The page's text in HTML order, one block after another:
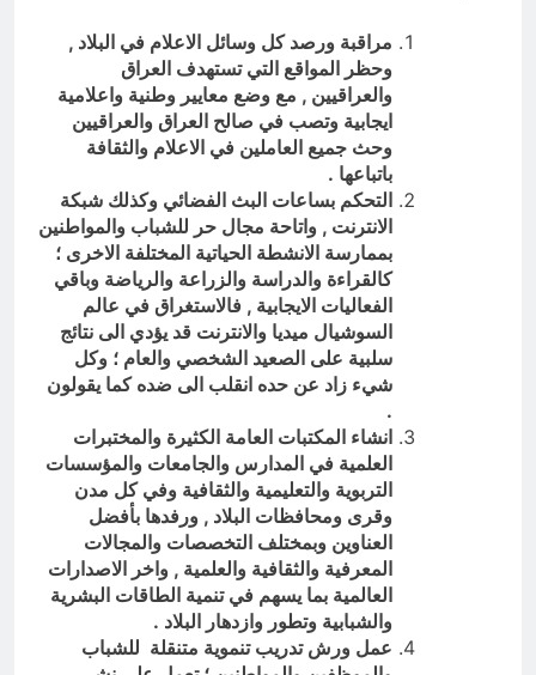
مراقبة ورصد كل وسائل الاعلام في البلاد ,
وحظر المواقع التي تستهدف العراق
والعراقيين , مع وضع معايير وطنية واعلامية
ايجابية وتصب في صالح العراق والعراقيين
وحث جميع العاملين في الاعلام والثقافة
باتباعها .
التحكم بساعات البث الفضائي وكذلك شبكة
الانترنت , واتاحة مجال حر للشباب والمواطنين
بممارسة الانشطة الحياتية المختلفة الاخرى ؛
كالقراءة والدراسة والزراعة والرياضة وباقي
الفعاليات الايجابية , فالاستغراق في عالم
السوشيال ميديا والانترنت قد يؤدي الى نتائج
سلبية على الصعيد الشخصي والعام ؛ وكل
شيء زاد عن حده انقلب الى ضده كما يقولون
.
انشاء المكتبات العامة الكثيرة والمختبرات
العلمية في المدارس والجامعات والمؤسسات
التربوية والتعليمية والثقافية وفي كل مدن
وقرى ومحافظات البلاد , ورفدها بأفضل
العناوين وبمختلف التخصصات والمجالات
المعرفية والثقافية والعلمية , واخر الاصدارات
العالمية بما يسهم في تنمية الطاقات البشرية
والشبابية وتطور وازدهار البلاد .
عمل ورش تدريب تنموية متنقلة للشباب